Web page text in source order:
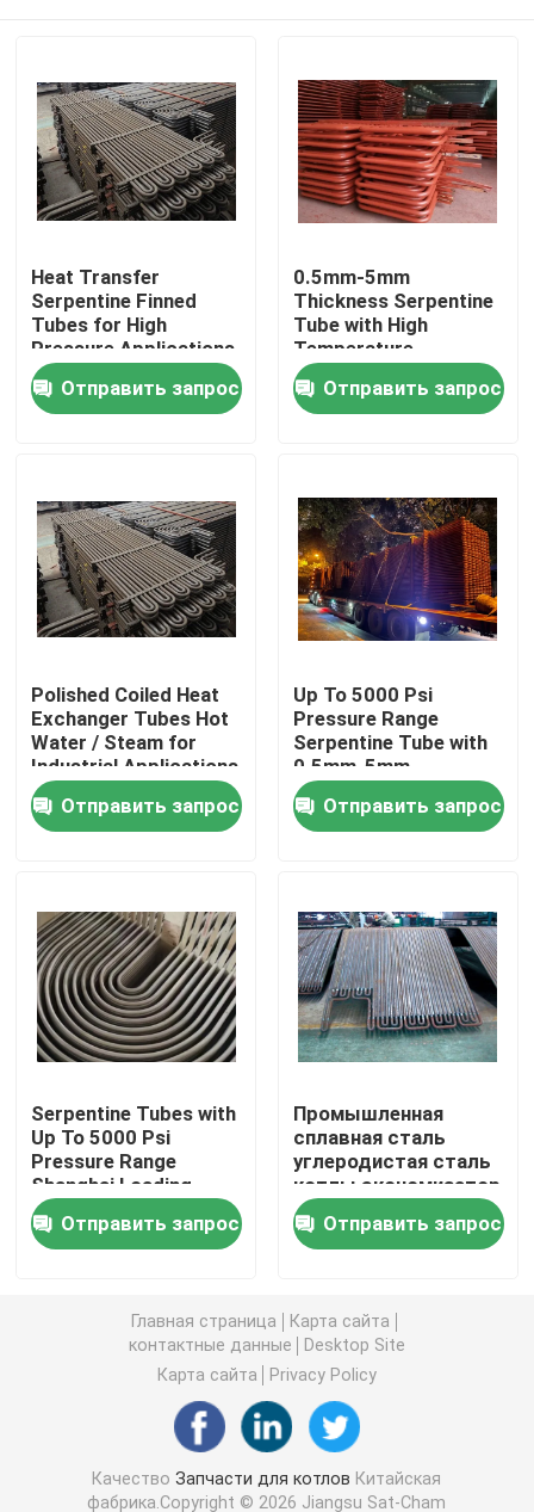
Домой
Продукты
Экскурсия по заводу
Контроль качества
Запчасти для котлов
Стены котловых мембран
Трубка ребра боилера
Спиральная трубка ребра
Прессованная трубка ребра
Серпентинная трубка
Перегреватель и Reheater
Преподогреватель воздуха боилера
Трубка котельной стали
Heat Transfer
Serpentine Finned
Tubes for High
Pressure Applications
up to 5000 Psi at
Shanghai Loading Port
Отправить запрос
0.5mm-5mm
Thickness Serpentine
Tube with High
Temperature
Resistance and Long-
lasting Durability
Отправить запрос
Polished Coiled Heat
Exchanger Tubes Hot
Water / Steam for
Industrial Applications
Отправить запрос
Up To 5000 Psi
Pressure Range
Serpentine Tube with
0.5mm-5mm
Thickness and
Performance
Отправить запрос
Serpentine Tubes with
Up To 5000 Psi
Pressure Range
Shanghai Loading
Port's Best Selection
Отправить запрос
Промышленная
сплавная сталь
углеродистая сталь
котлы экономизатор
серпентинная труба
для электростанций
Отправить запрос
Главная страница
Карта сайта
контактные данные
Desktop Site
Карта сайта
Privacy Policy
КачествоЗапчасти для котлов Китайская
фабрика.Copyright © 2026 Jiangsu Sat-Cham